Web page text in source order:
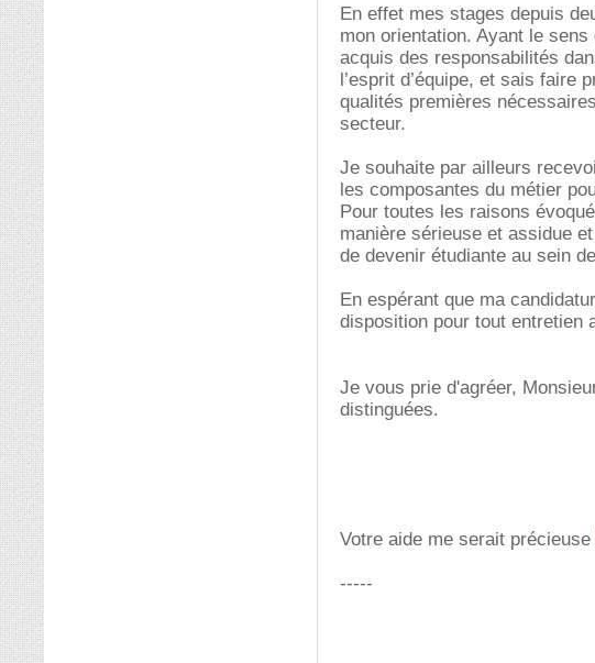
En effet mes stages depuis
mon orientation. Ayant le
acquis des responsabilités
l’esprit d’équipe, et sais faire
qualités premières
secteur.
Je souhaite par ailleurs
les composantes du métier
Pour toutes les raisons
manière sérieuse et assidue
de devenir étudiante au sein
En espérant que ma
disposition pour tout entretien
Je vous prie d'agréer,
distinguées.
Votre aide me serait précieuse
-----